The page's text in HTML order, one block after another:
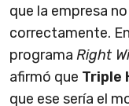
que la empresa
correctamente.
programa Right
afirmó que Triple
que ese sería el